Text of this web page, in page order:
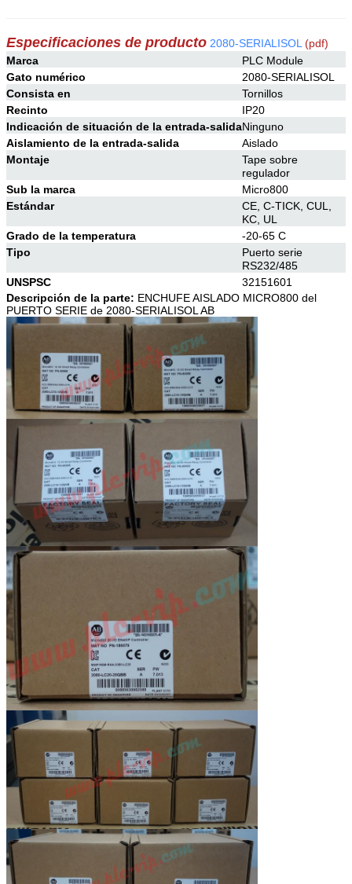
Especificaciones de producto 2080-SERIALISOL (pdf)
Marca
PLC Module
Gato numérico
2080-SERIALISOL
Consista en
Tornillos
Recinto
IP20
Indicación de situación de la entrada-salidaNinguno
Aislamiento de la entrada-salida
Aislado
Montaje
Tape sobre
regulador
Sub la marca
Micro800
Estándar
CE, C-TICK, CUL,
KC, UL
Grado de la temperatura
-20-65 C
Tipo
Puerto serie
RS232/485
UNSPSC
32151601
Descripción de la parte: ENCHUFE AISLADO MICRO800 del
PUERTO SERIE de 2080-SERIALISOL AB